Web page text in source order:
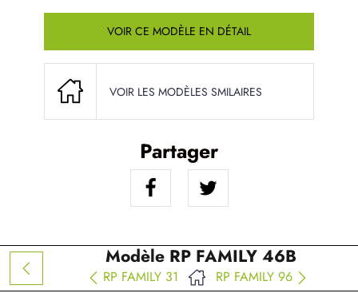
VOIR CE MODÈLE EN DÉTAIL
VOIR LES MODÈLES SMILAIRES
Partager
Modèle RP FAMILY 46B
RP FAMILY 31 RP FAMILY 96